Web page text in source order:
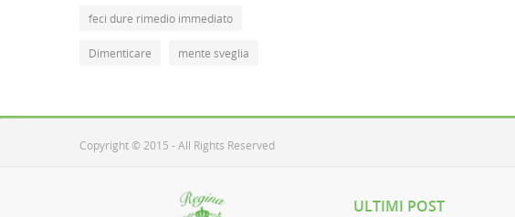
feci dure rimedio immediato
Dimenticare mente sveglia
Copyright © 2015 - All Rights Reserved
ULTIMI POST